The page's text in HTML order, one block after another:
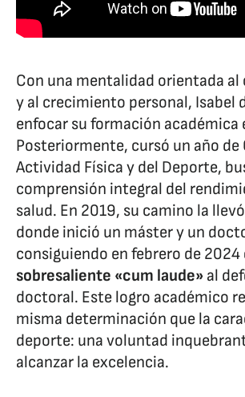
Con una mentalidad orientada
y al crecimiento personal, Isabel
enfocar su formación académica
Posteriormente, cursó un año de
Actividad Física y del Deporte,
comprensión integral del
salud. En 2019, su camino la
donde inició un máster y un
consiguiendo en febrero de 2024
sobresaliente «cum laude» al
doctoral. Este logro académico
misma determinación que la
deporte: una voluntad
alcanzar la excelencia.